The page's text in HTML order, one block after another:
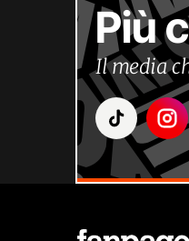
Più
Il media